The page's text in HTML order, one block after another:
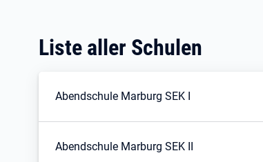
Liste aller Schulen
Abendschule Marburg SEK I
Abendschule Marburg SEK II